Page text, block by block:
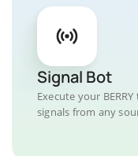
Signal Bot
Execute your
signals from any